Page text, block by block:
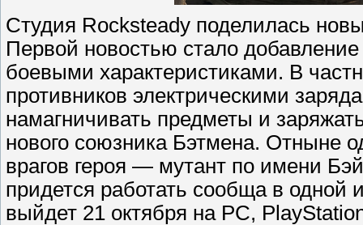
Студия Rocksteady поделилась
Первой новостью стало
боевыми характеристиками. В
противников электрическими
намагничивать предметы и
нового союзника Бэтмена. Отныне
врагов героя — мутант по имени
придется работать сообща в
выйдет 21 октября на PC,